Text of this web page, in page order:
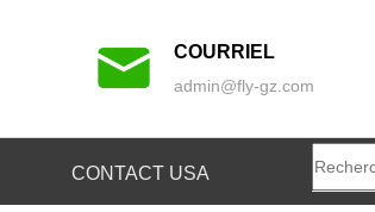
COURRIEL
admin@fly-gz.com
CONTACT USA